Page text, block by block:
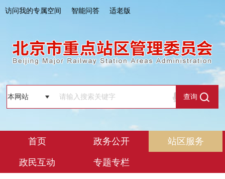
访问我的专属空间 智能问答 适老版
查询
首页 政务公开 站区服务
政民互动 专题专栏